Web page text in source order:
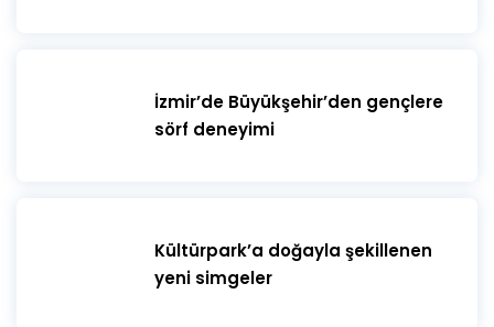
İzmir’de Büyükşehir’den gençlere
sörf deneyimi
Kültürpark’a doğayla şekillenen
yeni simgeler